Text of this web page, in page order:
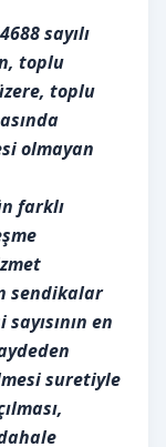
4688 sayılı
toplu
toplu
olmayan
farklı
sendikalar
en
suretiyle